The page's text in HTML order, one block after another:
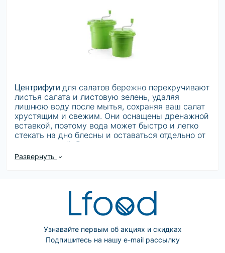
Центрифуги для салатов бережно перекручивают
листья салата и листовую зелень, удаляя
лишнюю воду после мытья, сохраняя ваш салат
хрустящим и свежим. Они оснащены дренажной
вставкой, поэтому вода может быстро и легко
стекать на дно блесны и оставаться отдельно от
ваших овощей. Рукоятка на ручных
коммерческих сушилках для салата помогает
вращать вставку столько, сколько необходимо,
Выберите из различных размеров сушилки,
чтобы вместить несколько кочанов салата за раз.
поставляются со шлангами на дне, чтобы вы
могли сливать воду и предотвращать повторное
замачивание салата. В дополнение к ручным
Развернуть
Узнавайте первым об акциях и скидках
Подпишитесь на нашу e-mail рассылку